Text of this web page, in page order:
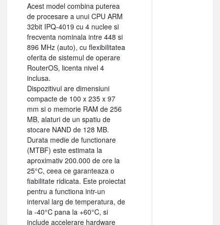
Acest model combina puterea
de procesare a unui CPU ARM
32bit IPQ-4019 cu 4 nuclee si
frecventa nominala intre 448 si
896 MHz (auto), cu flexibilitatea
oferita de sistemul de operare
RouterOS, licenta nivel 4
inclusa.
Dispozitivul are dimensiuni
compacte de 100 x 235 x 97
mm si o memorie RAM de 256
MB, alaturi de un spatiu de
stocare NAND de 128 MB.
Durata medie de functionare
(MTBF) este estimata la
aproximativ 200.000 de ore la
25°C, ceea ce garanteaza o
fiabilitate ridicata. Este proiectat
pentru a functiona intr-un
interval larg de temperatura, de
la -40°C pana la +60°C, si
include accelerare hardware